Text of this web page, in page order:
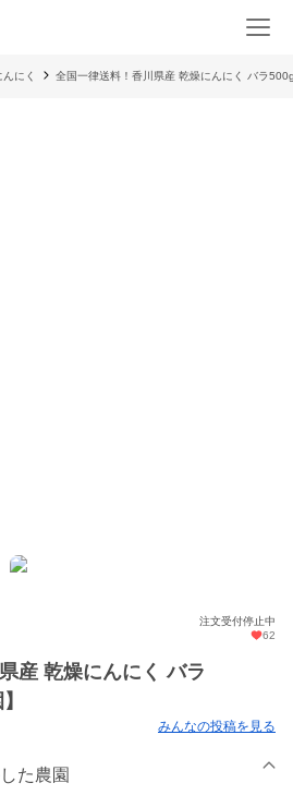
んにく 全国一律送料！香川県産 乾燥にんにく バラ
注文受付停止中
62
産 乾燥にんにく バラ
みんなの投稿を見る
た農園